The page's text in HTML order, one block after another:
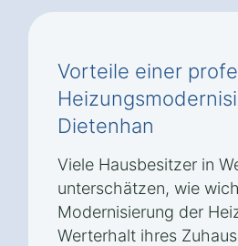
Vorteile einer
Dietenhan
Viele Hausbesitzer in
unterschätzen, wie
Modernisierung der
Werterhalt ihres